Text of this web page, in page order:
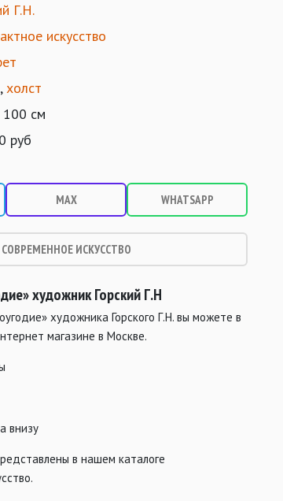
Г.Н.
искусство
,холст
см
руб
MAX WHATSAPP
СОВРЕМЕННОЕ ИСКУССТВО
художник Горский Г.Н
художника Горского Г.Н. вы можете в
магазине в Москве.
внизу
в нашем каталоге